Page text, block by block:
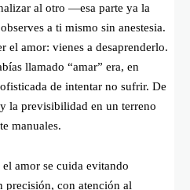
al otro —esa parte ya la
a ti mismo sin anestesia.
el amor: vienes a desaprenderlo.
llamado “amar” era, en
de intentar no sufrir. De
la previsibilidad en un terreno
manuales.
amor se cuida evitando
precisión, con atención al